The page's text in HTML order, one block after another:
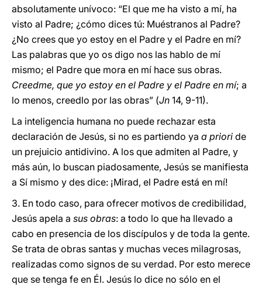
absolutamente unívoco: “El que me ha visto a mí, ha
visto al Padre; ¿cómo dices tú: Muéstranos al Padre?
¿No crees que yo estoy en el Padre y el Padre en mí?
Las palabras que yo os digo nos las hablo de mí
mismo; el Padre que mora en mí hace sus obras.
Creedme, que yo estoy en el Padre y el Padre en mí; a
lo menos, creedlo por las obras” (Jn 14, 9-11).
La inteligencia humana no puede rechazar esta
declaración de Jesús, si no es partiendo ya a priori de
un prejuicio antidivino. A los que admiten al Padre, y
más aún, lo buscan piadosamente, Jesús se manifiesta
a Sí mismo y des dice: ¡Mirad, el Padre está en mí!
3. En todo caso, para ofrecer motivos de credibilidad,
Jesús apela a sus obras: a todo lo que ha llevado a
cabo en presencia de los discípulos y de toda la gente.
Se trata de obras santas y muchas veces milagrosas,
realizadas como signos de su verdad. Por esto merece
que se tenga fe en Él. Jesús lo dice no sólo en el